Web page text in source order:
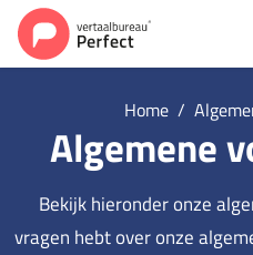
Home
Algemene
Bekijk hieronder onze
vragen hebt over onze